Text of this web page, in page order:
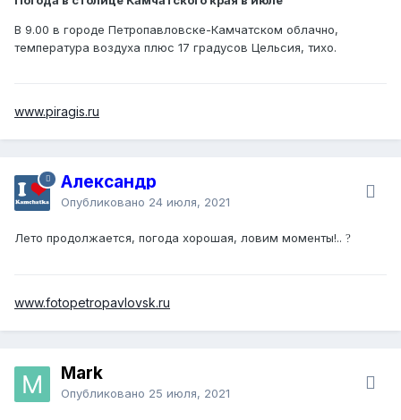
В 9.00 в городе Петропавловске-Камчатском облачно,
температура воздуха плюс 17 градусов Цельсия, тихо.
www.piragis.ru
Александр
Опубликовано 24 июля, 2021
Лето продолжается, погода хорошая, ловим моменты!.. ?️
www.fotopetropavlovsk.ru
Mark
Опубликовано 25 июля, 2021